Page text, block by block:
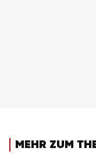
MEHR ZUM